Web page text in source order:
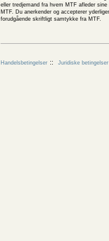
eller tredjemand fra hvem MTF afleder
MTF. Du anerkender og accepterer
forudgående skriftligt samtykke fra MTF.
Handelsbetingelser Juridiske betingelser